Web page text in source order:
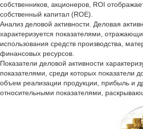
собственников, акционеров, ROI
собственный капитал (ROE).
Анализ деловой активности. Деловая
характеризуется показателями,
использования средств производства,
финансовых ресурсов.
Показатели деловой активности
показателями, среди которых показатели
объем реализации продукции, прибыль и
относительными показателями,